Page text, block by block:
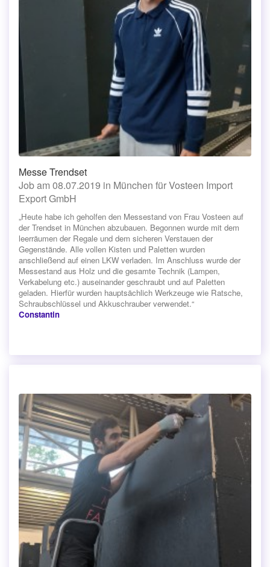
Messe Trendset
Job am 08.07.2019 in München für Vosteen Import
Export GmbH
„Heute habe ich geholfen den Messestand von Frau Vosteen auf
der Trendset in München abzubauen. Begonnen wurde mit dem
leerräumen der Regale und dem sicheren Verstauen der
Gegenstände. Alle vollen Kisten und Paletten wurden
anschließend auf einen LKW verladen. Im Anschluss wurde der
Messestand aus Holz und die gesamte Technik (Lampen,
Verkabelung etc.) auseinander geschraubt und auf Paletten
geladen. Hierfür wurden hauptsächlich Werkzeuge wie Ratsche,
Schraubschlüssel und Akkuschrauber verwendet.“
Constantin